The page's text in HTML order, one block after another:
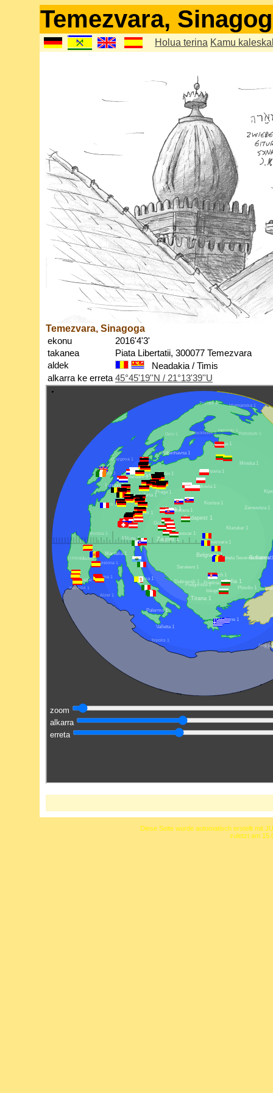
Temezvara,
Holua terina Kamu
Temezvara, Sinagoga
ekonu
2016'4'3'
takanea
Piata Libertatii, 300077 Temezvara
aldek
Neadakia / Timis
alkarra ke erreta 45°45'19''N / 21°13'39''U
Diese Seite wurde automatisch erstellt mit
zuletzt am